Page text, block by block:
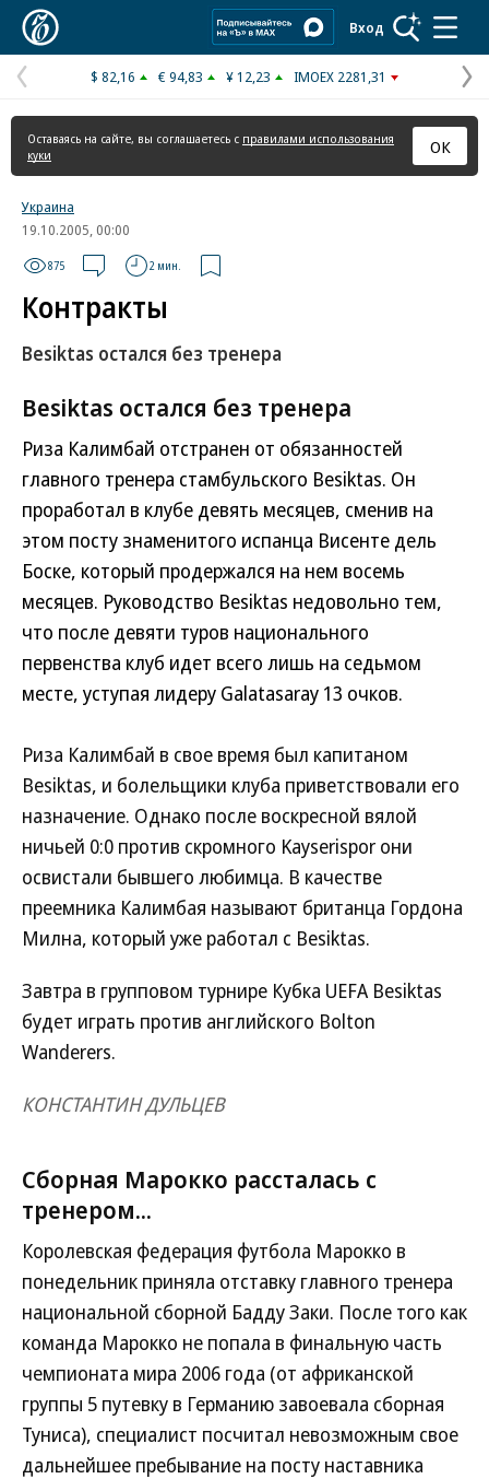
Вход
Предыдущая
страница
$ 82,16 € 94,83 ¥ 12,23 IMOEX 2281,31
Оставаясь на сайте, вы соглашаетесь с правилами использования
куки
ОК
Украина
19.10.2005, 00:00
875 2 мин.
Контракты
Besiktas остался без тренера
Besiktas остался без тренера
Риза Калимбай отстранен от обязанностей
главного тренера стамбульского Besiktas. Он
проработал в клубе девять месяцев, сменив на
этом посту знаменитого испанца Висенте дель
Боске, который продержался на нем восемь
месяцев. Руководство Besiktas недовольно тем,
что после девяти туров национального
первенства клуб идет всего лишь на седьмом
месте, уступая лидеру Galatasaray 13 очков.
Риза Калимбай в свое время был капитаном
Besiktas, и болельщики клуба приветствовали его
назначение. Однако после воскресной вялой
ничьей 0:0 против скромного Kayserispor они
освистали бывшего любимца. В качестве
преемника Калимбая называют британца Гордона
Милна, который уже работал с Besiktas.
Завтра в групповом турнире Кубка UEFA Besiktas
будет играть против английского Bolton
Wanderers.
КОНСТАНТИН ДУЛЬЦЕВ
Сборная Марокко рассталась с
тренером...
Королевская федерация футбола Марокко в
понедельник приняла отставку главного тренера
национальной сборной Бадду Заки. После того как
команда Марокко не попала в финальную часть
чемпионата мира 2006 года (от африканской
группы 5 путевку в Германию завоевала сборная
Туниса), специалист посчитал невозможным свое
дальнейшее пребывание на посту наставника